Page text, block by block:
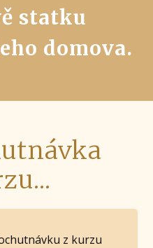
statku
domova.
z kurzu